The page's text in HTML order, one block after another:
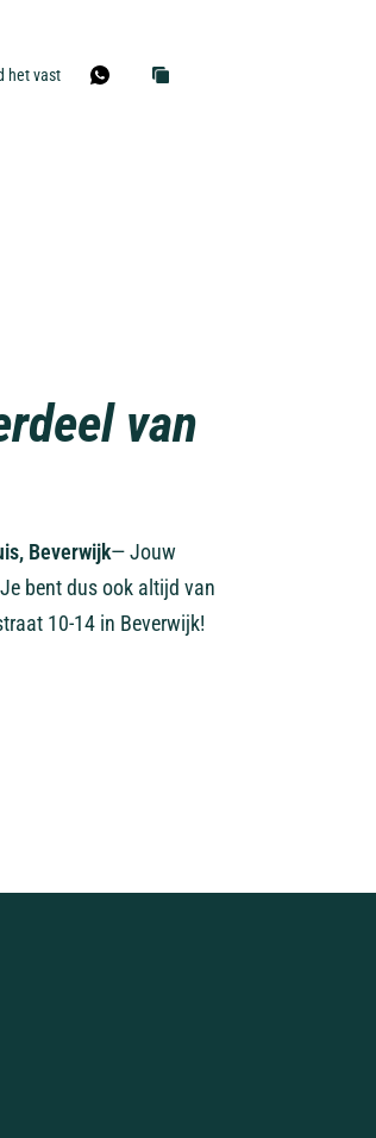
het vast
van
Beverwijk— Jouw
bent dus ook altijd van
10-14 in Beverwijk!